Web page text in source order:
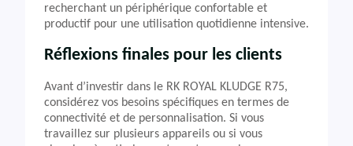
recherchant un périphérique confortable et
productif pour une utilisation quotidienne intensive.
Réflexions finales pour les clients
Avant d’investir dans le RK ROYAL KLUDGE R75,
considérez vos besoins spécifiques en termes de
connectivité et de personnalisation. Si vous
travaillez sur plusieurs appareils ou si vous